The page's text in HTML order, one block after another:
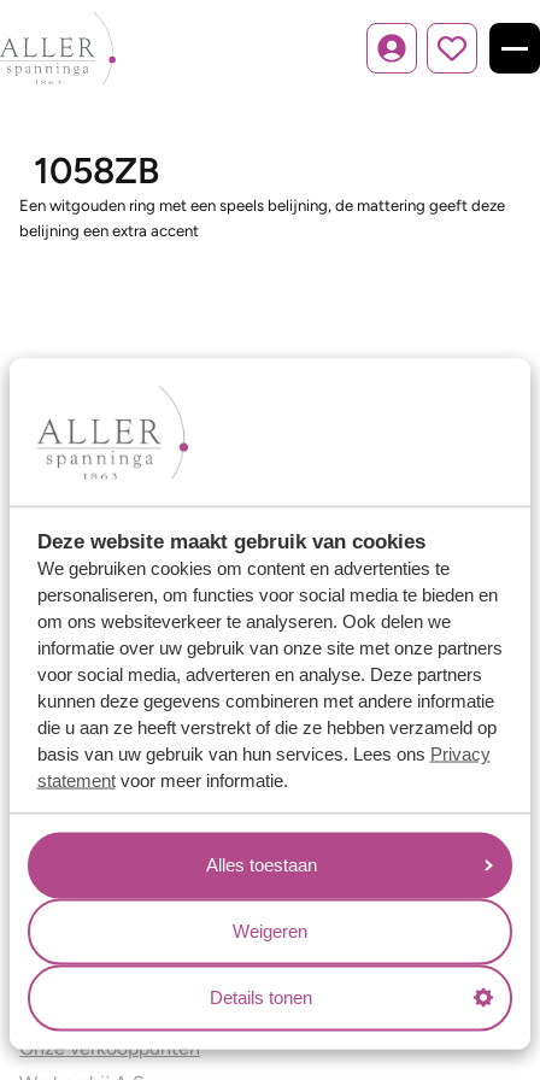
Deze website maakt gebruik van cookies
We gebruiken cookies om content en advertenties te
personaliseren, om functies voor social media te bieden en
om ons websiteverkeer te analyseren. Ook delen we
informatie over uw gebruik van onze site met onze partners
voor social media, adverteren en analyse. Deze partners
kunnen deze gegevens combineren met andere informatie
die u aan ze heeft verstrekt of die ze hebben verzameld op
basis van uw gebruik van hun services. Lees ons Privacy
statementvoor meer informatie.
Alles toestaan
Weigeren
Details tonen
Inloggen
1058ZB
Een witgouden ring met een speels belijning, de mattering geeft deze
belijning een extra accent
Ons aanbod
Trouwringen
Memoireringen
Verlovingsringen
Vriendschapsringen
Over ons
Aller Spanninga
Historie
Certificaten
Blogs
Jouw voordelen
Conflictvrije Materialen
Oneindig veel mogelijkheden
Kwaliteit
Juweliers & Contact
Onze verkooppunten